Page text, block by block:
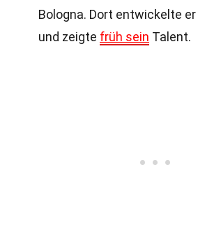
Bologna. Dort entwickelte
und zeigte früh sein Talent.